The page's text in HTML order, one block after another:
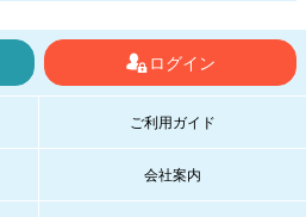
ログイン
ご利用ガイド
会社案内